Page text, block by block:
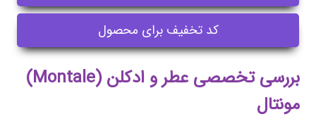
کد تخفیف برای محصول
بررسی تخصصی عطر و ادکلن (Montale)
مونتال